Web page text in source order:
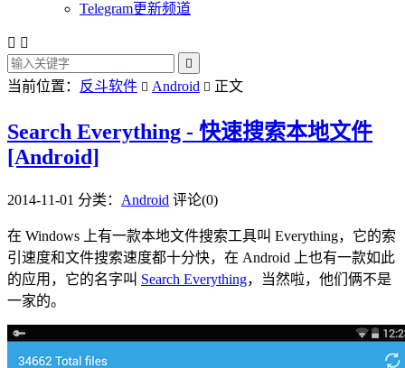
Telegram更新频道
 

当前位置： 反斗软件  Android  正文
Search Everything - 快速搜索本地文件
[Android]
2014-11-01 分类： Android 评论(0)
在 Windows 上有一款本地文件搜索工具叫 Everything，它的索
引速度和文件搜索速度都十分快，在 Android 上也有一款如此
的应用，它的名字叫 Search Everything，当然啦，他们俩不是
一家的。